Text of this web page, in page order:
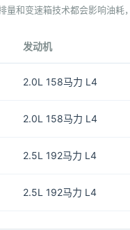
量和变速箱技术都会影响油
发动机
2.0L 158马力 L4
2.0L 158马力 L4
2.5L 192马力 L4
2.5L 192马力 L4